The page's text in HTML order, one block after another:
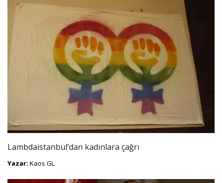
Lambdaistanbul’dan kadınlara çağrı
Yazar: Kaos GL